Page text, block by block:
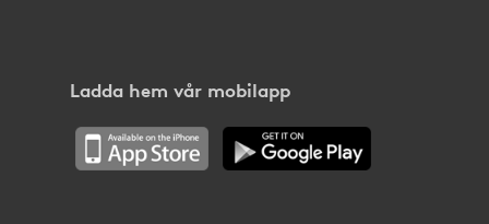
Ladda hem vår mobilapp